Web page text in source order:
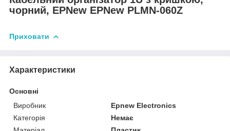
чорний, EPNew EPNew PLMN-060Z
Приховати
Характеристики
Основні
Виробник
Epnew Electronics
Категорія
Немає